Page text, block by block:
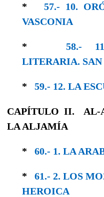
* 57.- 10.
VASCONIA
* 58.-
LITERARIA.
* 59.- 12. LA
CAPÍTULO II. AL-
LA ALJAMÍA
* 60.- 1. LA
* 61.- 2. LOS
HE­ROICA